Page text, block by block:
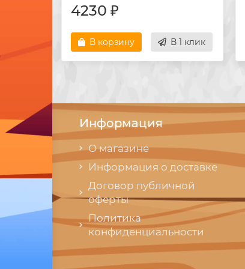
4230 ₽
В корзину В 1 клик
Информация
О магазине
Информация о доставке
Договор публичной
оферты
Политика
конфиденциальности